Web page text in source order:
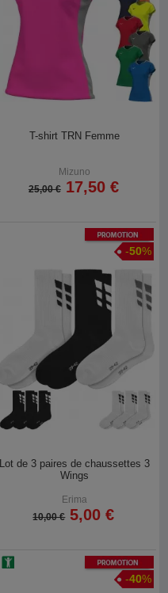
T-shirt TRN Femme
Mizuno
25,00 € 17,50 €
Promotion
-50%
Lot de 3 paires de chaussettes 3
Wings
Erima
10,00 € 5,00 €
Promotion
-40%